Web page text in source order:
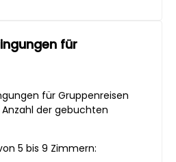
für
für Gruppenreisen
der gebuchten
5 bis 9 Zimmern: